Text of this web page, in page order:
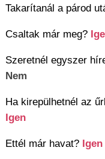
Takarítanál a párod
Csaltak már meg?
Szeretnél egyszer
Nem
Ha kirepülhetnél az
Igen
Ettél már havat? Igen